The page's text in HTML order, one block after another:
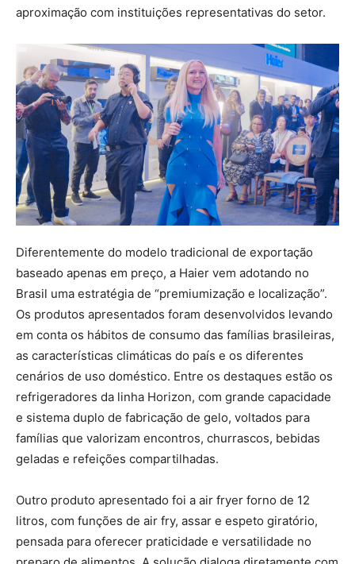
aproximação com instituições representativas do setor.
Diferentemente do modelo tradicional de exportação
baseado apenas em preço, a Haier vem adotando no
Brasil uma estratégia de “premiumização e localização”.
Os produtos apresentados foram desenvolvidos levando
em conta os hábitos de consumo das famílias brasileiras,
as características climáticas do país e os diferentes
cenários de uso doméstico. Entre os destaques estão os
refrigeradores da linha Horizon, com grande capacidade
e sistema duplo de fabricação de gelo, voltados para
famílias que valorizam encontros, churrascos, bebidas
geladas e refeições compartilhadas.
Outro produto apresentado foi a air fryer forno de 12
litros, com funções de air fry, assar e espeto giratório,
pensada para oferecer praticidade e versatilidade no